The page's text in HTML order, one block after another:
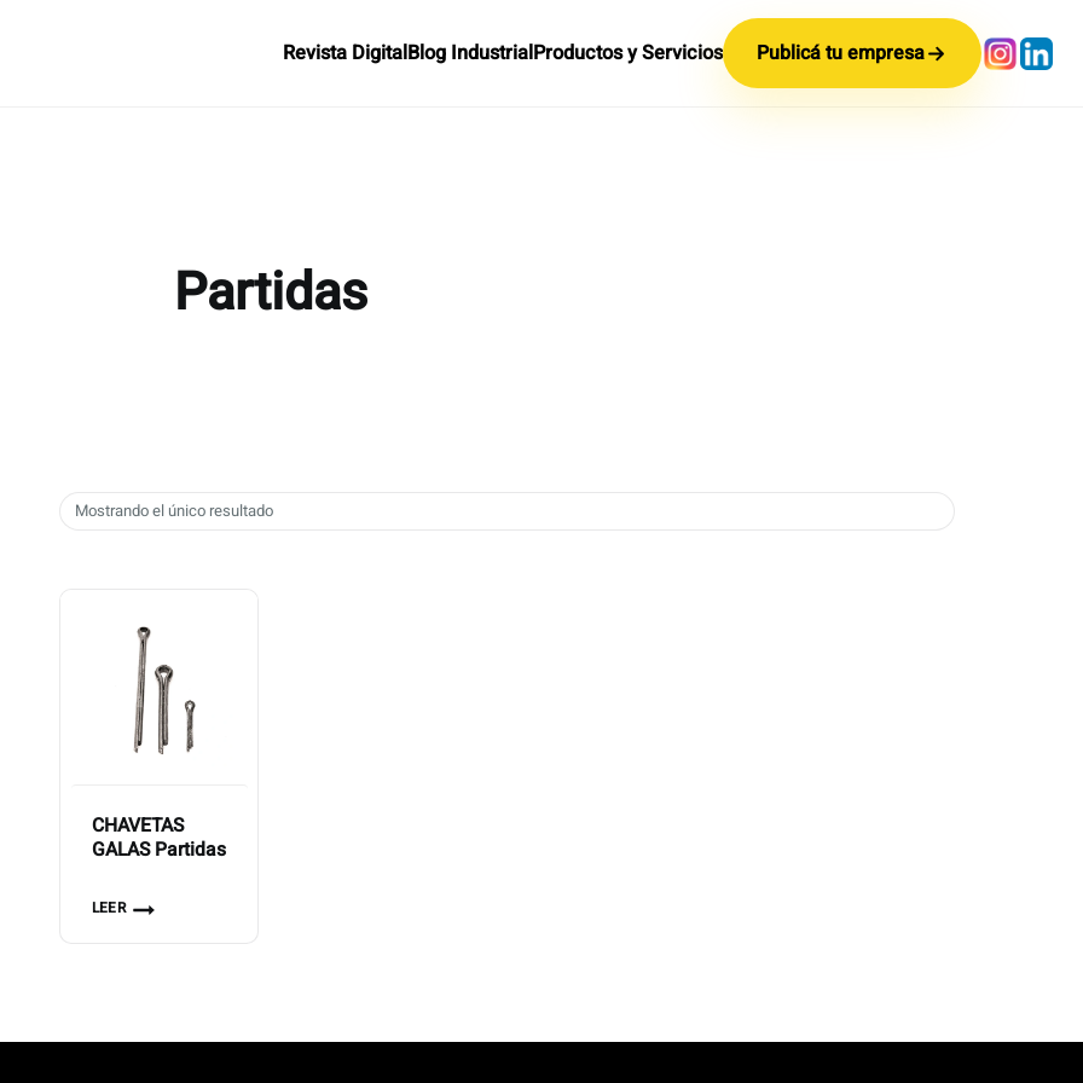
Revista DigitalBlog IndustrialProductos y Servicios Publicá tu empresa
Partidas
Mostrando el único resultado
CHAVETAS
GALAS Partidas
LEER